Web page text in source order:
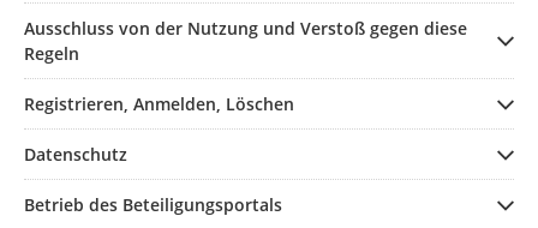
Ausschluss von der Nutzung und Verstoß gegen diese
Regeln
Registrieren, Anmelden, Löschen
Datenschutz
Betrieb des Beteiligungsportals